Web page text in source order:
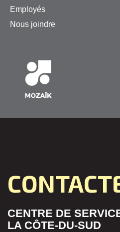
Employés
Nous joindre
CENTRE DE
LA CÔTE-DU-SUD